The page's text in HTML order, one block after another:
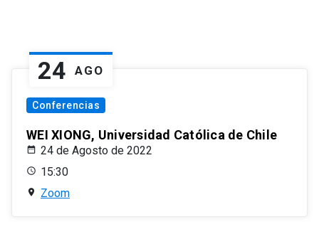
24 AGO
Conferencias
WEI XIONG, Universidad Católica de Chile
24 de Agosto de 2022
15:30
Zoom